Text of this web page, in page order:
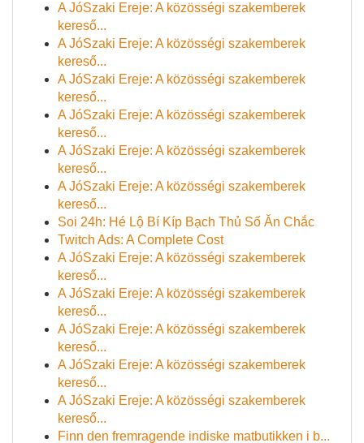
A JóSzaki Ereje: A közösségi szakemberek
kereső...
A JóSzaki Ereje: A közösségi szakemberek
kereső...
A JóSzaki Ereje: A közösségi szakemberek
kereső...
A JóSzaki Ereje: A közösségi szakemberek
kereső...
A JóSzaki Ereje: A közösségi szakemberek
kereső...
A JóSzaki Ereje: A közösségi szakemberek
kereső...
Soi 24h: Hé Lộ Bí Kíp Bạch Thủ Số Ăn Chắc
Twitch Ads: A Complete Cost
A JóSzaki Ereje: A közösségi szakemberek
kereső...
A JóSzaki Ereje: A közösségi szakemberek
kereső...
A JóSzaki Ereje: A közösségi szakemberek
kereső...
A JóSzaki Ereje: A közösségi szakemberek
kereső...
A JóSzaki Ereje: A közösségi szakemberek
kereső...
Finn den fremragende indiske matbutikken i b...